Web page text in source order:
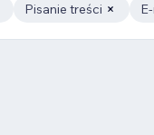
Pisanie treści